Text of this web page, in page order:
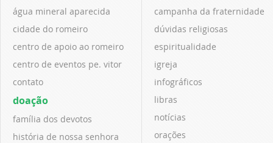
água mineral aparecida
cidade do romeiro
centro de apoio ao romeiro
centro de eventos pe. vitor
contato
doação
família dos devotos
história de nossa senhora
campanha da fraternidade
dúvidas religiosas
espiritualidade
igreja
infográficos
libras
notícias
orações